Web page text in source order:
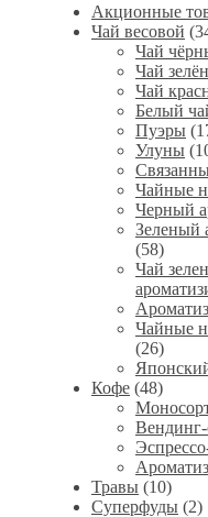
Акционные
Чай весовой
Чай
Чай
Чай
Белый
Пуэры
Улуны
Чайные
Черный
Зеленый
(58)
Чай
Чайные
(26)
Кофе (48)
Травы (10)
Суперфуды (2)